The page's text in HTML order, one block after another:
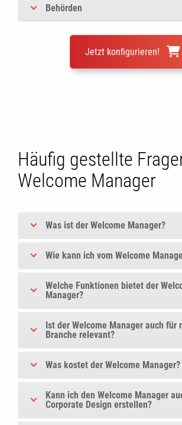
Behörden
Jetzt konfigurieren!
Häufig gestellte
Welcome Manager
Was ist der Welcome Manager?
Wie kann ich vom Welcome
Welche Funktionen bietet der
Manager?
Ist der Welcome Manager auch für
Branche relevant?
Was kostet der Welcome Manager?
Kann ich den Welcome Manager
Corporate Design erstellen?